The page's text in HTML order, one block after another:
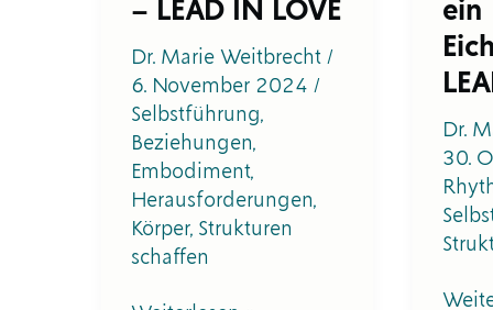
– LEAD IN LOVE
Dr. Marie Weitbrecht /
6. November 2024 /
Selbstführung,
Beziehungen,
Embodiment,
Herausforderungen,
Körper, Strukturen
schaffen
ein
Dr.
30.